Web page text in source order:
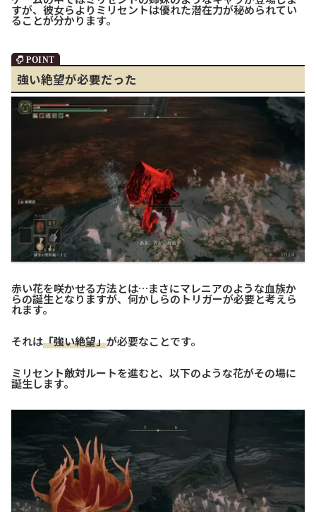
すが、彼女らよりミリセントは優れた潜在力が秘められてい
ることが分かります。
強い絶望が必要だった
赤い花を咲かせる方法とは…まさにマレニアのような血族か
らの誕生となりますが、何かしらのトリガーが必要と考えら
れます。
それは「強い絶望」が必要なことです。
ミリセント敵対ルートを進むと、以下のような花がその場に
誕生します。